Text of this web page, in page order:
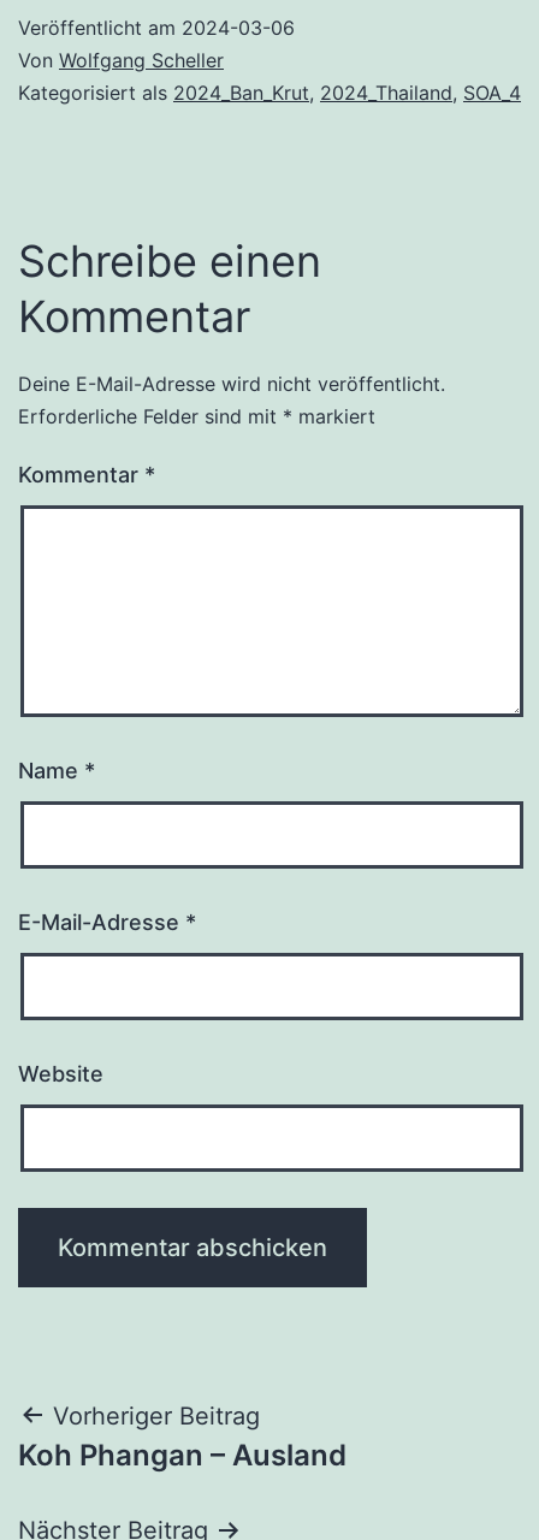
Veröffentlicht am 2024-03-06
Von Wolfgang Scheller
Kategorisiert als 2024_Ban_Krut, 2024_Thailand, SOA_4
Schreibe einen
Kommentar
Deine E-Mail-Adresse wird nicht veröffentlicht.
Erforderliche Felder sind mit * markiert
Kommentar *
Name *
E-Mail-Adresse *
Website
Beitragsnavigation
Vorheriger Beitrag
Koh Phangan – Ausland
Nächster Beitrag